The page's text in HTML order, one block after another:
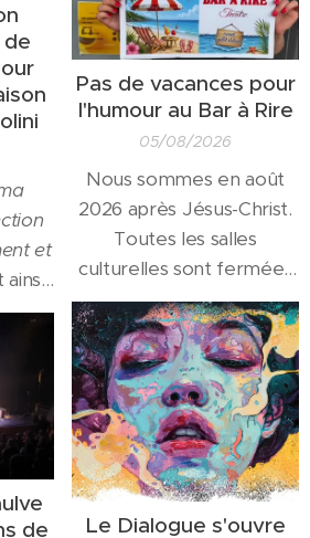
et
ainsi
se
de
27
Pas de vacances pour
l'humour au Bar à Rire
05/08/2026
Nous sommes en août
2026 après Jésus-Christ.
Toutes les salles
culturelles sont fermées
pour l'été... Toutes? Non!
Un petit théâtre
d'irréductibles actrices et
acteurs résistent encore
et toujours à l'envahisseur
morose. Si vous cherchez
encore la potion magique
qui fera fonctionner vos
de
Le Dialogue s'ouvre